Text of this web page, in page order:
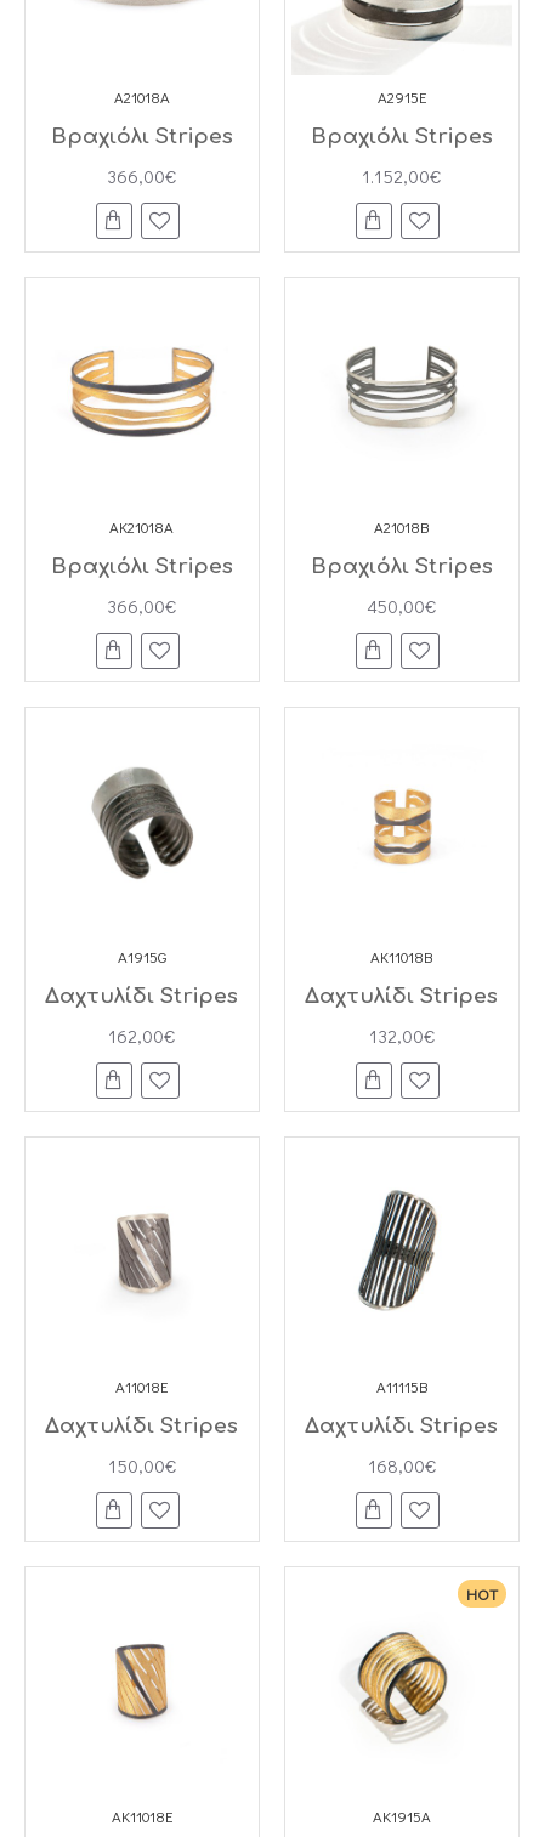
A21018A
Βραχιόλι Stripes
366,00€
A2915E
Βραχιόλι Stripes
1.152,00€
AK21018A
Βραχιόλι Stripes
366,00€
A21018B
Βραχιόλι Stripes
450,00€
A1915G
Δαχτυλίδι Stripes
162,00€
AK11018B
Δαχτυλίδι Stripes
132,00€
A11018E
Δαχτυλίδι Stripes
150,00€
A11115B
Δαχτυλίδι Stripes
168,00€
AK11018E
HOT
AK1915A